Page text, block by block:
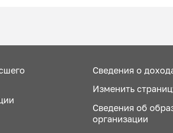
Сведения о
Изменить
Сведения об
организации